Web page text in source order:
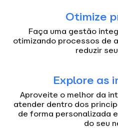
Otimize
Faça uma gestão
otimizando processos de
reduzir
Explore as
Aproveite o melhor da
atender dentro dos
de forma personalizada
do seu